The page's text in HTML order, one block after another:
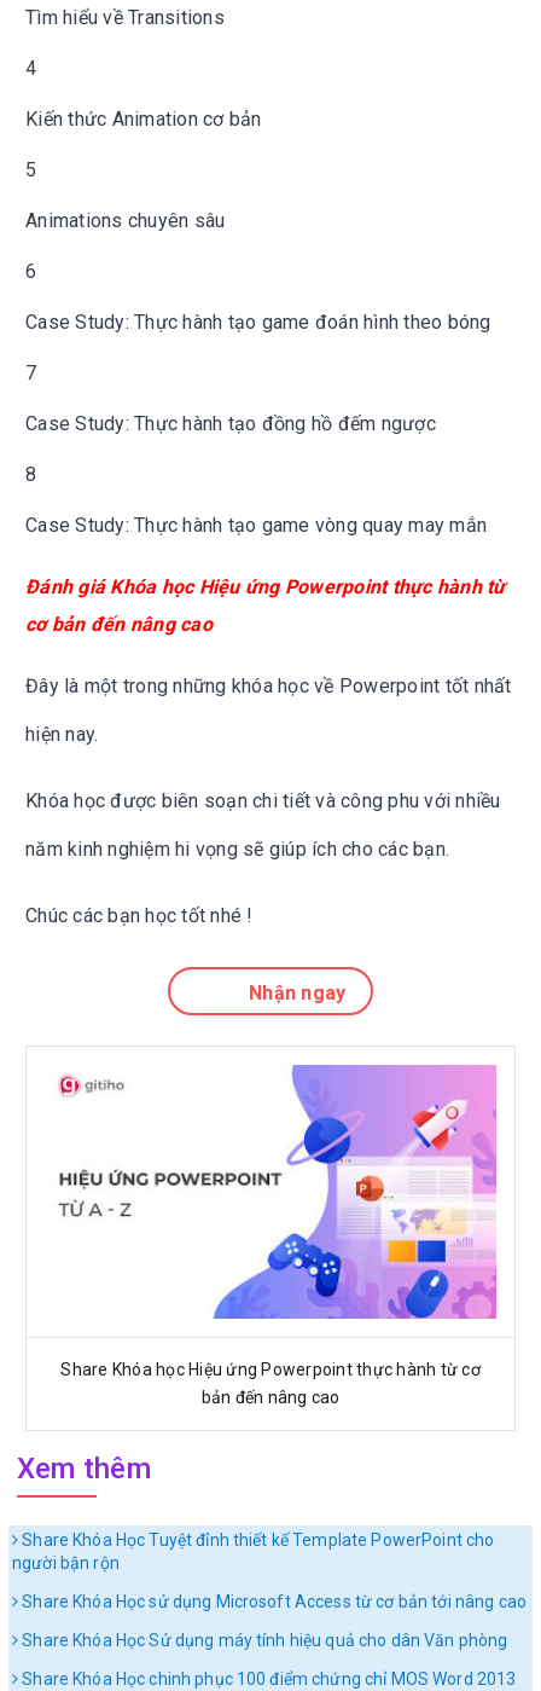
Tìm hiểu về Transitions
4
Kiến thức Animation cơ bản
5
Animations chuyên sâu
6
Case Study: Thực hành tạo game đoán hình theo bóng
7
Case Study: Thực hành tạo đồng hồ đếm ngược
8
Case Study: Thực hành tạo game vòng quay may mắn
Đánh giáKhóa học Hiệu ứng Powerpoint thực hành từ
cơ bản đến nâng cao
Đây là một trong những khóa học về Powerpoint tốt nhất
hiện nay.
Khóa học được biên soạn chi tiết và công phu với nhiều
năm kinh nghiệm hi vọng sẽ giúp ích cho các bạn.
Chúc các bạn học tốt nhé !
Nhận ngay
Share Khóa học Hiệu ứng Powerpoint thực hành từ cơ
bản đến nâng cao
Xem thêm
Share Khóa Học Tuyệt đỉnh thiết kế Template PowerPoint cho
người bận rộn
Share Khóa Học sử dụng Microsoft Access từ cơ bản tới nâng cao
Share Khóa Học Sử dụng máy tính hiệu quả cho dân Văn phòng
Share Khóa Học chinh phục 100 điểm chứng chỉ MOS Word 2013